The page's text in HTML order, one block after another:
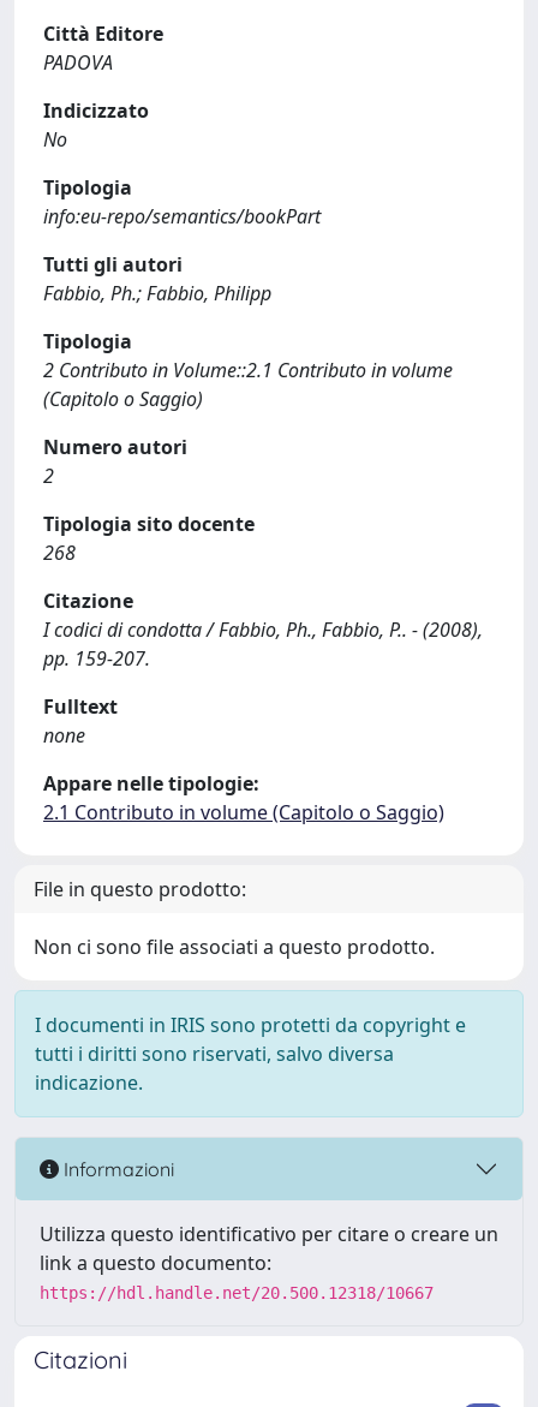
Città Editore
PADOVA
Indicizzato
No
Tipologia
info:eu-repo/semantics/bookPart
Tutti gli autori
Fabbio, Ph.; Fabbio, Philipp
Tipologia
2 Contributo in Volume::2.1 Contributo in volume
(Capitolo o Saggio)
Numero autori
2
Tipologia sito docente
268
Citazione
I codici di condotta / Fabbio, Ph., Fabbio, P.. - (2008),
pp. 159-207.
Fulltext
none
Appare nelle tipologie:
2.1 Contributo in volume (Capitolo o Saggio)
File in questo prodotto:
Non ci sono file associati a questo prodotto.
I documenti in IRIS sono protetti da copyright e
tutti i diritti sono riservati, salvo diversa
indicazione.
Informazioni
Utilizza questo identificativo per citare o creare un
link a questo documento:
https://hdl.handle.net/20.500.12318/10667
Citazioni